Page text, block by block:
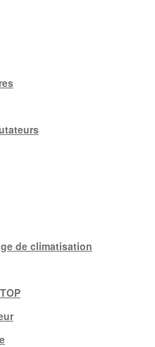
de climatisation